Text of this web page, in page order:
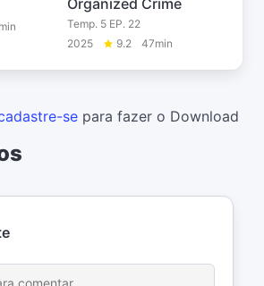
Temp. 5 EP. 22
2025
9.2 47min
se para fazer o Download